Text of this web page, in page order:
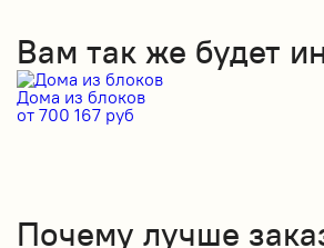
Вам так же будет
Дома из блоков
от 700 167 руб
Почему лучше